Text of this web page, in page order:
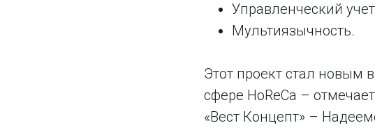
Управленческий
Мультиязычность.
Этот проект стал новым
сфере HoReCa –
«Вест Концепт» –